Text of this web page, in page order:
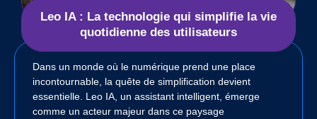
Leo IA : La technologie qui simplifie la vie
quotidienne des utilisateurs
Dans un monde où le numérique prend une place
incontournable, la quête de simplification devient
essentielle. Leo IA, un assistant intelligent, émerge
comme un acteur majeur dans ce paysage